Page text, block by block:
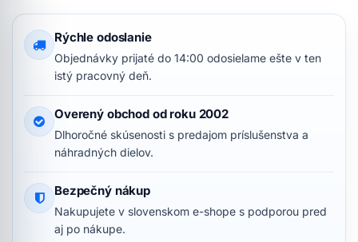
Rýchle odoslanie
Objednávky prijaté do 14:00 odosielame ešte v ten
istý pracovný deň.
Overený obchod od roku 2002
Dlhoročné skúsenosti s predajom príslušenstva a
náhradných dielov.
Bezpečný nákup
Nakupujete v slovenskom e-shope s podporou pred
aj po nákupe.